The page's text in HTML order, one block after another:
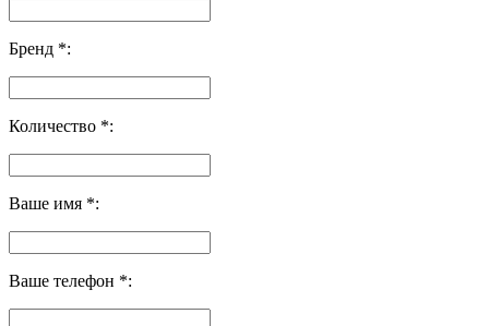
Бренд *:
Количество *:
Ваше имя *:
Ваше телефон *: